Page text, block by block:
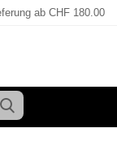
ab CHF 180.00